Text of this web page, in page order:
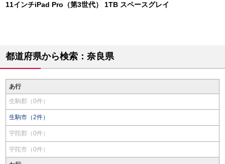
11インチiPad Pro（第3世代） 1TB スペースグレイ
都道府県から検索：奈良県
あ行
生駒郡（0件）
生駒市（2件）
宇陀郡（0件）
宇陀市（0件）